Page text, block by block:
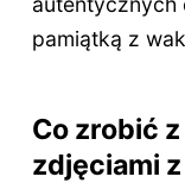
pamiątką z
Co zrobić
zdjęciami